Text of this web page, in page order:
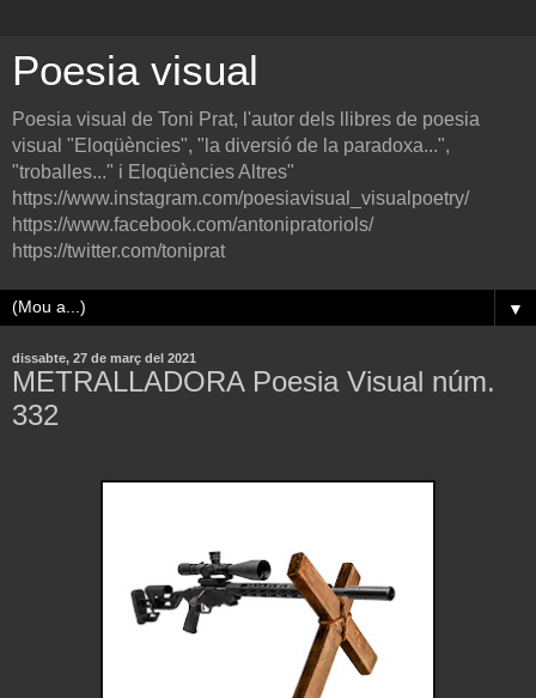
Poesia visual
Poesia visual de Toni Prat, l'autor dels llibres de poesia
visual "Eloqüències", "la diversió de la paradoxa...",
"troballes..." i Eloqüències Altres"
https://www.instagram.com/poesiavisual_visualpoetry/
https://www.facebook.com/antonipratoriols/
https://twitter.com/toniprat
▼
dissabte, 27 de març del 2021
METRALLADORA Poesia Visual núm.
332